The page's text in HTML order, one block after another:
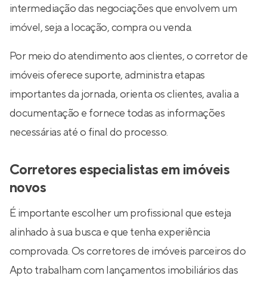
intermediação das negociações que envolvem um
imóvel, seja a locação, compra ou venda.
Por meio do atendimento aos clientes, o corretor de
imóveis oferece suporte, administra etapas
importantes da jornada, orienta os clientes, avalia a
documentação e fornece todas as informações
necessárias até o final do processo.
Corretores especialistas em imóveis
novos
É importante escolher um profissional que esteja
alinhado à sua busca e que tenha experiência
comprovada. Os corretores de imóveis parceiros do
Apto trabalham com lançamentos imobiliários das